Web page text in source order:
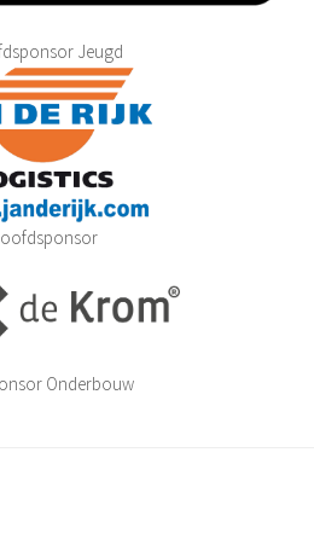
Jeugd
Onderbouw